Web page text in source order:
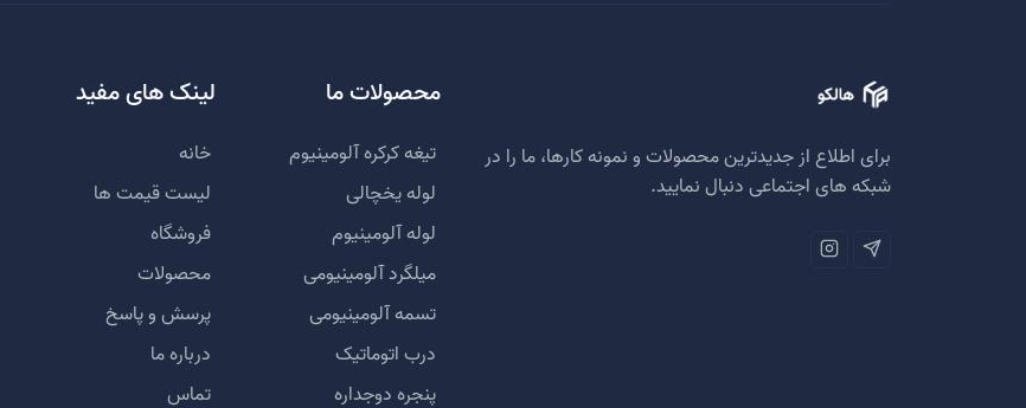
برای اطلاع از جدیدترین محصولات و نمونه کارها، ما را در
شبکه های اجتماعی دنبال نمایید.
محصولات ما
تیغه کرکره آلومینیوم
لوله یخچالی
لوله آلومینیوم
میلگرد آلومینیومی
تسمه آلومینیومی
درب اتوماتیک
پنجره دوجداره
لینک های مفید
خانه
لیست قیمت ها
فروشگاه
محصولات
پرسش و پاسخ
درباره ما
تماس